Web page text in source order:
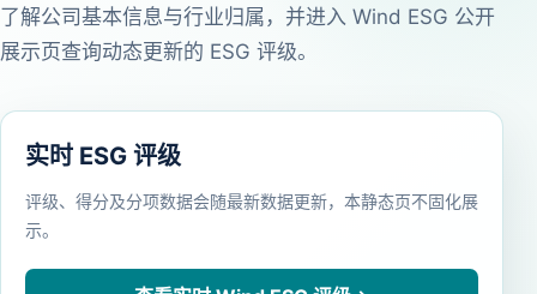
了解公司基本信息与行业归属，并进入 Wind ESG 公开
展示页查询动态更新的 ESG 评级。
实时 ESG 评级
评级、得分及分项数据会随最新数据更新，本静态页不固化展
示。